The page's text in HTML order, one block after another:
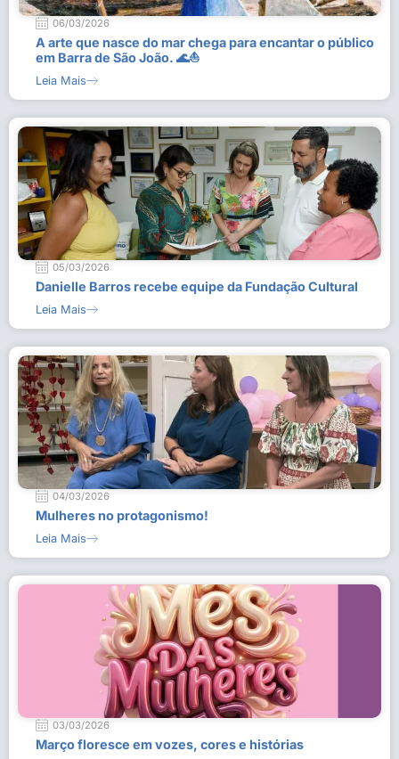
06/03/2026
A arte que nasce do mar chega para encantar o público
em Barra de São João. 🌊⛵
Leia Mais
05/03/2026
Danielle Barros recebe equipe da Fundação Cultural
Leia Mais
04/03/2026
Mulheres no protagonismo!
Leia Mais
03/03/2026
Março floresce em vozes, cores e histórias